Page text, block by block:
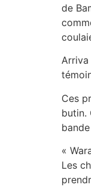
de
Arriva
Ces
butin.
«
Les